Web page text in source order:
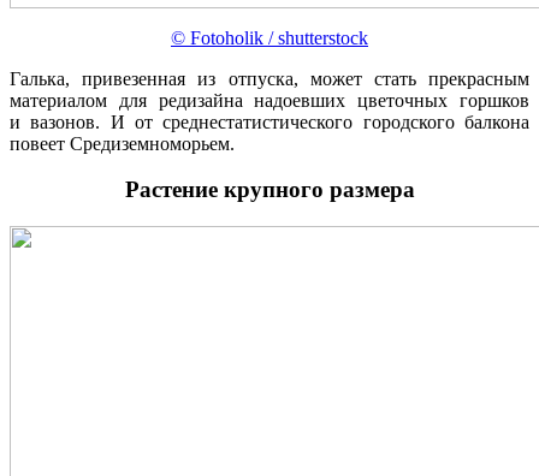
© Fotoholik / shutterstock
Галька, привезенная из отпуска, может стать прекрасным
материалом для редизайна надоевших цветочных горшков
и вазонов. И от среднестатистического городского балкона
повеет Средиземноморьем.
Растение крупного размера